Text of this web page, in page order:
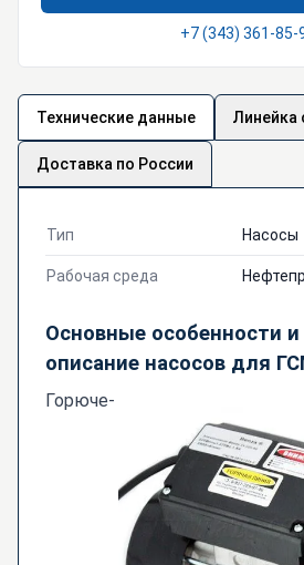
+7 (343) 361-85-
Технические данные Линейка
Доставка по России
Тип Насосы
Рабочая среда
Основные особенности и
описание насосов для
Горюче-